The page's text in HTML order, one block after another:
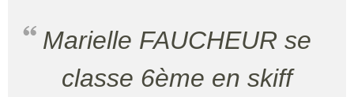
Marielle FAUCHEUR se
classe 6ème en skiff